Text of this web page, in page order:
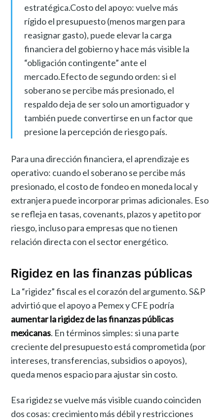
estratégica.Costo del apoyo: vuelve más
rígido el presupuesto (menos margen para
reasignar gasto), puede elevar la carga
financiera del gobierno y hace más visible la
“obligación contingente” ante el
mercado.Efecto de segundo orden: si el
soberano se percibe más presionado, el
respaldo deja de ser solo un amortiguador y
también puede convertirse en un factor que
presione la percepción de riesgo país.
Para una dirección financiera, el aprendizaje es
operativo: cuando el soberano se percibe más
presionado, el costo de fondeo en moneda local y
extranjera puede incorporar primas adicionales. Eso
se refleja en tasas, covenants, plazos y apetito por
riesgo, incluso para empresas que no tienen
relación directa con el sector energético.
Rigidez en las finanzas públicas
La “rigidez” fiscal es el corazón del argumento. S&P
advirtió que el apoyo a Pemex y CFE podría
aumentar la rigidez de las finanzas públicas
mexicanas. En términos simples: si una parte
creciente del presupuesto está comprometida (por
intereses, transferencias, subsidios o apoyos),
queda menos espacio para ajustar sin costo.
Esa rigidez se vuelve más visible cuando coinciden
dos cosas: crecimiento más débil y restricciones